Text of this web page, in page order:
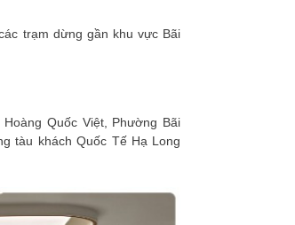
trạm dừng gần khu vực Bãi
Quốc Việt, Phường Bãi
tàu khách Quốc Tế Hạ Long